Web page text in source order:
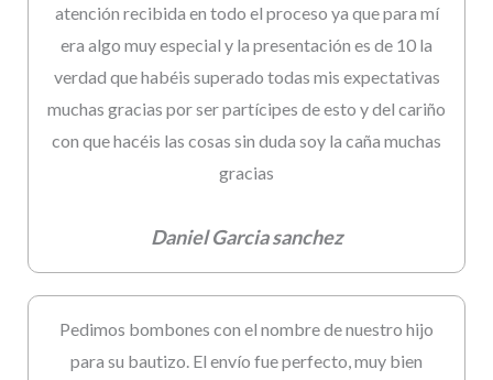
atención recibida en todo el proceso ya que para mí
era algo muy especial y la presentación es de 10 la
verdad que habéis superado todas mis expectativas
muchas gracias por ser partícipes de esto y del cariño
con que hacéis las cosas sin duda soy la caña muchas
gracias
Daniel Garcia sanchez
Pedimos bombones con el nombre de nuestro hijo
para su bautizo. El envío fue perfecto, muy bien